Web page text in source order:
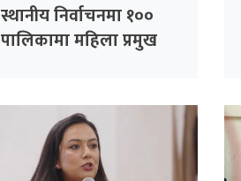
स्थानीय निर्वाचनमा १००
पालिकामा महिला प्रमुख